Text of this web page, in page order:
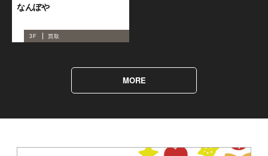
3F 買取
なんぼや
カフェ＆レストラン
MORE